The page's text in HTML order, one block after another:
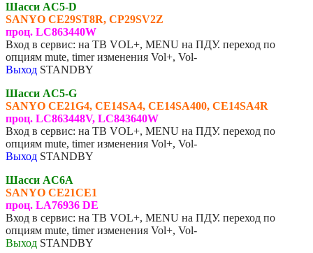
Шасси AC5-D
SANYO CE29ST8R, CP29SV2Z
проц. LC863440W
Вход в сервис: на ТВ VOL+, MENU на ПДУ. переход по
опциям mute, timer изменения Vol+, Vol-
Выход STANDBY
Шасси AC5-G
SANYO CE21G4, CE14SA4, CE14SA400, CE14SA4R
проц. LC863448V, LC843640W
Вход в сервис: на ТВ VOL+, MENU на ПДУ. переход по
опциям mute, timer изменения Vol+, Vol-
Выход STANDBY
Шасси AC6A
SANYO CE21CE1
проц. LA76936 DE
Вход в сервис: на ТВ VOL+, MENU на ПДУ. переход по
опциям mute, timer изменения Vol+, Vol-
Выход STANDBY